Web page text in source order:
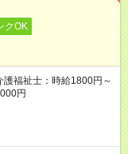
クOK
福祉士：時給1800円～
円